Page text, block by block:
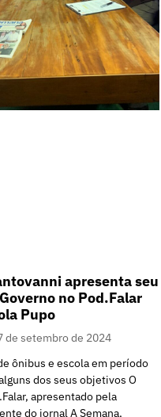
apresenta seu
no Pod.Falar
Pupo
de setembro de 2024
ônibus e escola em período
dos seus objetivos O
apresentado pela
do jornal A Semana,